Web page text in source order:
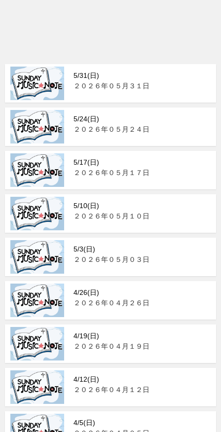
5/31(日)
２０２６年０５月３１日
5/24(日)
２０２６年０５月２４日
5/17(日)
２０２６年０５月１７日
5/10(日)
２０２６年０５月１０日
5/3(日)
２０２６年０５月０３日
4/26(日)
２０２６年０４月２６日
4/19(日)
２０２６年０４月１９日
4/12(日)
２０２６年０４月１２日
4/5(日)